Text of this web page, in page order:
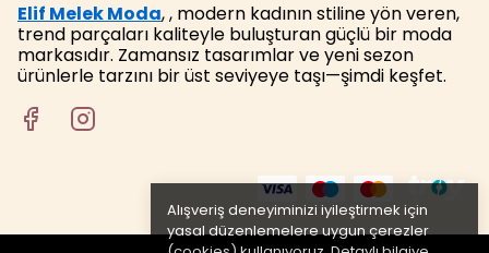
Alışveriş deneyiminizi iyileştirmek için
yasal düzenlemelere uygun çerezler
Elif Melek Moda, , modern kadının stiline yön veren,
trend parçaları kaliteyle buluşturan güçlü bir moda
markasıdır. Zamansız tasarımlar ve yeni sezon
ürünlerle tarzını bir üst seviyeye taşı—şimdi keşfet.